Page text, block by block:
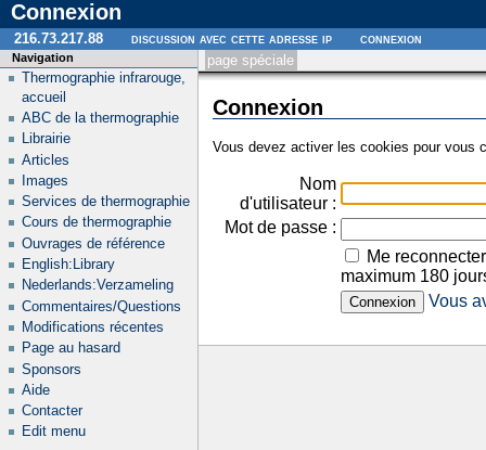
Connexion
page spéciale
Connexion
Vous devez activer les cookies pour vous
Nom
d'utilisateur :
Mot de passe :
Me
maximum 180
Vous
Navigation
Thermographie infrarouge,
accueil
ABC de la thermographie
Librairie
Articles
Images
Services de thermographie
Cours de thermographie
Ouvrages de référence
English:Library
Nederlands:Verzameling
Commentaires/Questions
Modifications récentes
Page au hasard
Sponsors
Aide
Contacter
Edit menu
216.73.217.88 discussion avec cette adresse ip connexion